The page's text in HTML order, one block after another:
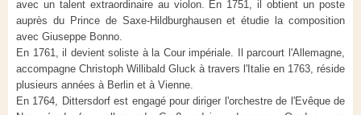
avec un talent extraordinaire au violon. En 1751, il obtient un poste
auprès du Prince de Saxe-Hildburghausen et étudie la composition
avec Giuseppe Bonno.
En 1761, il devient soliste à la Cour impériale. Il parcourt l'Allemagne,
accompagne Christoph Willibald Gluck à travers l'Italie en 1763, réside
plusieurs années à Berlin et à Vienne.
En 1764, Dittersdorf est engagé pour diriger l'orchestre de l'Evêque de